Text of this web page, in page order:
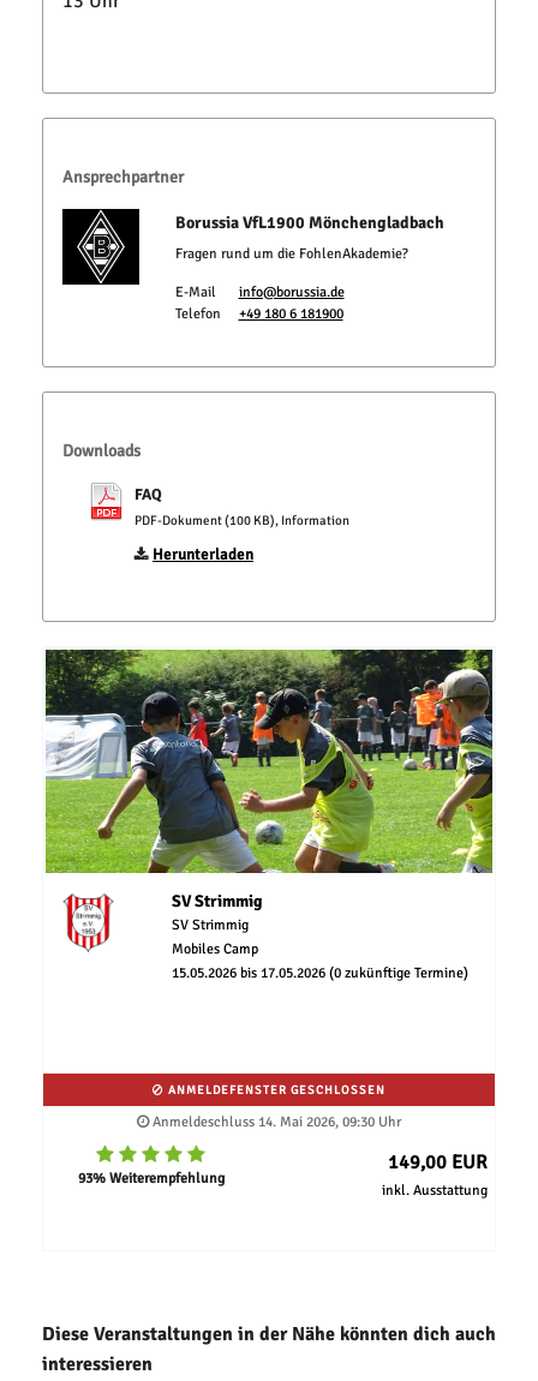
Ansprechpartner
Borussia VfL1900 Mönchengladbach
Fragen rund um die FohlenAkademie?
E-Mail
info@borussia.de
Telefon
+49 180 6 181900
Downloads
FAQ
PDF-Dokument (100 KB), Information
Herunterladen
SV Strimmig
SV Strimmig
Mobiles Camp
15.05.2026 bis 17.05.2026 (0 zukünftige Termine)
ANMELDEFENSTER GESCHLOSSEN
Anmeldeschluss 14. Mai 2026, 09:30 Uhr
93% Weiterempfehlung
149,00 EUR
inkl. Ausstattung
Diese Veranstaltungen in der Nähe könnten dich auch
interessieren